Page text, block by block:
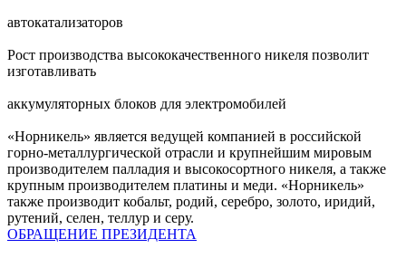
автокатализаторов
Рост производства высококачественного никеля позволит
изготавливать
аккумуляторных блоков для электромобилей
«Норникель» является ведущей компанией в российской
горно-металлургической отрасли и крупнейшим мировым
производителем палладия и высокосортного никеля, а также
крупным производителем платины и меди. «Норникель»
также производит кобальт, родий, серебро, золото, иридий,
рутений, селен, теллур и серу.
ОБРАЩЕНИЕ ПРЕЗИДЕНТА